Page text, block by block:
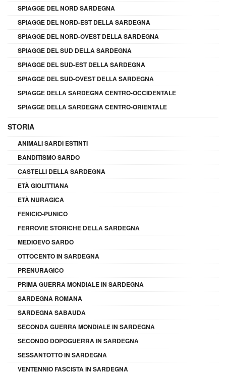
SPIAGGE DEL NORD SARDEGNA
SPIAGGE DEL NORD-EST DELLA SARDEGNA
SPIAGGE DEL NORD-OVEST DELLA SARDEGNA
SPIAGGE DEL SUD DELLA SARDEGNA
SPIAGGE DEL SUD-EST DELLA SARDEGNA
SPIAGGE DEL SUD-OVEST DELLA SARDEGNA
SPIAGGE DELLA SARDEGNA CENTRO-OCCIDENTALE
SPIAGGE DELLA SARDEGNA CENTRO-ORIENTALE
STORIA
ANIMALI SARDI ESTINTI
BANDITISMO SARDO
CASTELLI DELLA SARDEGNA
ETÀ GIOLITTIANA
ETÀ NURAGICA
FENICIO-PUNICO
FERROVIE STORICHE DELLA SARDEGNA
MEDIOEVO SARDO
OTTOCENTO IN SARDEGNA
PRENURAGICO
PRIMA GUERRA MONDIALE IN SARDEGNA
SARDEGNA ROMANA
SARDEGNA SABAUDA
SECONDA GUERRA MONDIALE IN SARDEGNA
SECONDO DOPOGUERRA IN SARDEGNA
SESSANTOTTO IN SARDEGNA
VENTENNIO FASCISTA IN SARDEGNA